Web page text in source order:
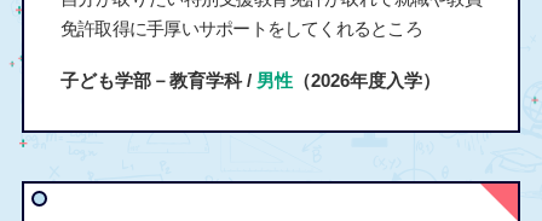
免許取得に手厚いサポートをしてくれるところ
子ども学部－教育学科 / 男性（2026年度入学）